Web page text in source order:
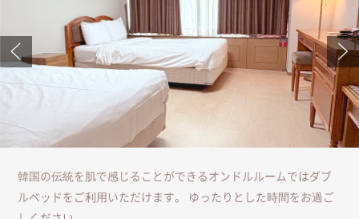
韓国の伝統を肌で感じることができるオンドルルームではダブ
ルベッドをご利用いただけます。 ゆったりとした時間をお過ご